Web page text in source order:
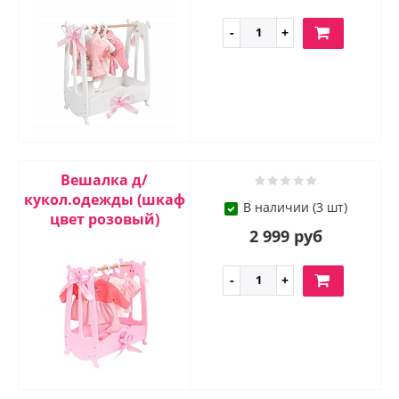
Вешалка д/
кукол.одежды (шкаф
цвет розовый)
В наличии (3 шт)
2 999 руб